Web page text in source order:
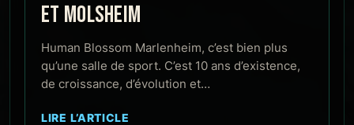
ET MOLSHEIM
Human Blossom Marlenheim, c’est bien plus
qu’une salle de sport. C’est 10 ans d’existence,
de croissance, d’évolution et…
LIRE L’ARTICLE